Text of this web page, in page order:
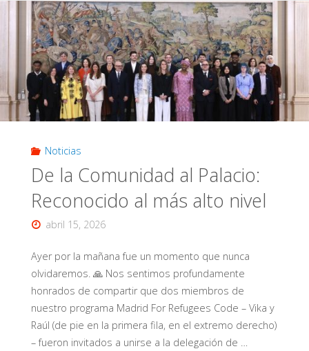
Demo
Day
2026"
Noticias
De la Comunidad al Palacio:
Reconocido al más alto nivel
abril 15, 2026
Ayer por la mañana fue un momento que nunca
olvidaremos. 🙏 Nos sentimos profundamente
honrados de compartir que dos miembros de
nuestro programa Madrid For Refugees Code – Vika y
Raúl (de pie en la primera fila, en el extremo derecho)
– fueron invitados a unirse a la delegación de …